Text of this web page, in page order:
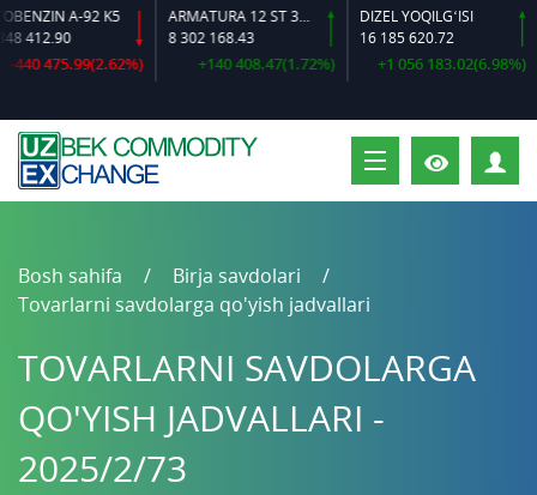
A-92 K5
475.99(2.62%)
ARMATURA 12 ST 35 GS O‘LCHAMLI
8 302 168.43
+140 408.47(1.72%)
DIZEL YOQILG‘ISI
16 185 620.72
+1 056 183.02(6.98%)
Bosh sahifa
Birja savdolari
Tovarlarni savdolarga qo'yish jadvallari
TOVARLARNI SAVDOLARGA
QO'YISH JADVALLARI -
2025/2/73